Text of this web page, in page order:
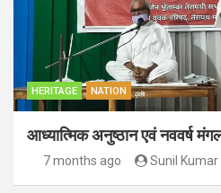
HERITAGE NATION
आध्यात्मिक अनुष्ठान एवं नववर्ष
7 months ago Sunil